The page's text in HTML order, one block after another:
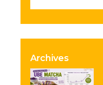
Archives